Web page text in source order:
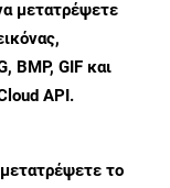
μετατρέψετε
BMP, GIF και
API.
το